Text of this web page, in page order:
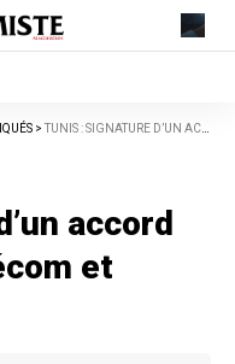
>TUNIS : SIGNATURE D’UN ACCORD ENTRE TUNISIE TÉLÉCOM ET POULINA
accord
et